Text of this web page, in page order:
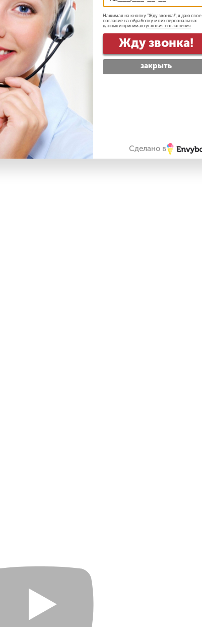
Нажимая на кнопку "Жду звонка!", я даю свое
согласие на обработку моих персональных
данных и принимаю условия соглашения
Жду звонка!
закрыть
Сделано в